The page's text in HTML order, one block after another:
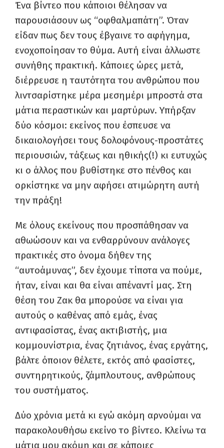
Ένα βίντεο που κάποιοι θέλησαν να
παρουσιάσουν ως “οφθαλμαπάτη”. Όταν
είδαν πως δεν τους έβγαινε το αφήγημα,
ενοχοποίησαν το θύμα. Αυτή είναι άλλωστε
συνήθης πρακτική. Κάποιες ώρες μετά,
διέρρευσε η ταυτότητα του ανθρώπου που
λιντσαρίστηκε μέρα μεσημέρι μπροστά στα
μάτια περαστικών και μαρτύρων. Υπήρξαν
δύο κόσμοι: εκείνος που έσπευσε να
δικαιολογήσει τους δολοφόνους-προστάτες
περιουσιών, τάξεως και ηθικής(!) κι ευτυχώς
κι ο άλλος που βυθίστηκε στο πένθος και
ορκίστηκε να μην αφήσει ατιμώρητη αυτή
την πράξη!
Με όλους εκείνους που προσπάθησαν να
αθωώσουν και να ενθαρρύνουν ανάλογες
πρακτικές στο όνομα δήθεν της
“αυτοάμυνας”, δεν έχουμε τίποτα να πούμε,
ήταν, είναι και θα είναι απέναντί μας. Στη
θέση του Ζακ θα μπορούσε να είναι για
αυτούς ο καθένας από εμάς, ένας
αντιφασίστας, ένας ακτιβιστής, μια
κομμουνίστρια, ένας ζητιάνος, ένας εργάτης,
βάλτε όποιον θέλετε, εκτός από φασίστες,
συντηρητικούς, ζάμπλουτους, ανθρώπους
του συστήματος.
Δύο χρόνια μετά κι εγώ ακόμη αρνούμαι να
παρακολουθήσω εκείνο το βίντεο. Κλείνω τα
μάτια μου ακόμη και σε κάποιες